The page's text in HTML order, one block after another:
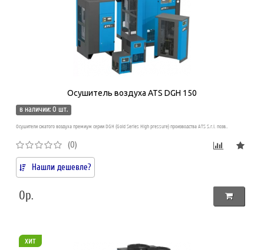
Осушитель воздуха ATS DGH 150
в наличии: 0 шт.
Осушители сжатого воздуха премиум серии DGH (Gold Series High pressure) производства ATS S.r.l. позв..
(0)
Нашли дешевле?
0р.
хит